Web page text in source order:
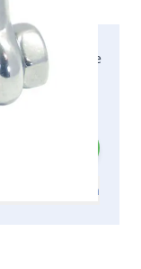
2-5 Arbeitstage
hinzufügen